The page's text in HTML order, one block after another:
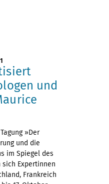
und
»Der
und die
im Spiegel des
sich Expertinnen
Frankreich